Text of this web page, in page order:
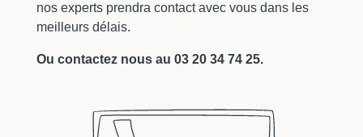
nos experts prendra contact avec vous dans les
meilleurs délais.
Ou contactez nous au 03 20 34 74 25.